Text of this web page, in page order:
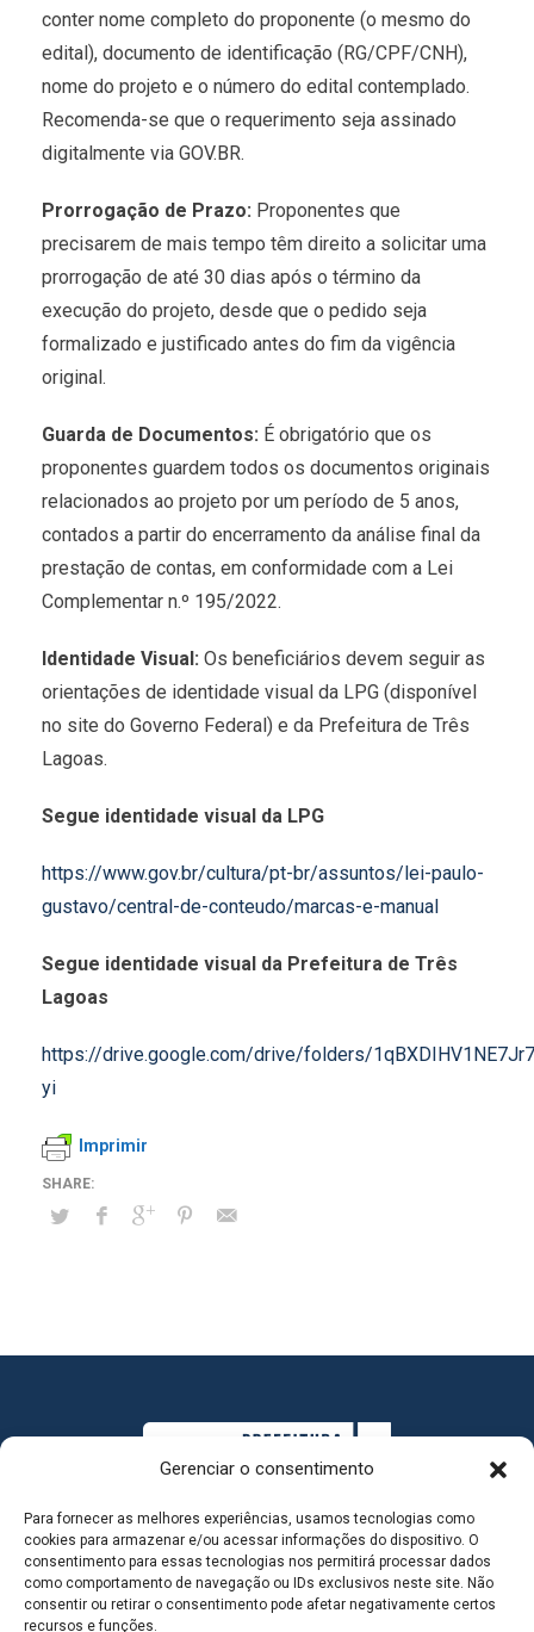
Gerenciar o consentimento
Para fornecer as melhores experiências, usamos tecnologias como
cookies para armazenar e/ou acessar informações do dispositivo. O
consentimento para essas tecnologias nos permitirá processar dados
como comportamento de navegação ou IDs exclusivos neste site. Não
consentir ou retirar o consentimento pode afetar negativamente certos
recursos e funções.
conter nome completo do proponente (o mesmo do
edital), documento de identificação (RG/CPF/CNH),
nome do projeto e o número do edital contemplado.
Recomenda-se que o requerimento seja assinado
digitalmente via GOV.BR.
Prorrogação de Prazo: Proponentes que
precisarem de mais tempo têm direito a solicitar uma
prorrogação de até 30 dias após o término da
execução do projeto, desde que o pedido seja
formalizado e justificado antes do fim da vigência
original.
Guarda de Documentos: É obrigatório que os
proponentes guardem todos os documentos originais
relacionados ao projeto por um período de 5 anos,
contados a partir do encerramento da análise final da
prestação de contas, em conformidade com a Lei
Complementar n.º 195/2022.
Identidade Visual: Os beneficiários devem seguir as
orientações de identidade visual da LPG (disponível
no site do Governo Federal) e da Prefeitura de Três
Lagoas.
Segue identidade visual da LPG
https://www.gov.br/cultura/pt-br/assuntos/lei-paulo-
gustavo/central-de-conteudo/marcas-e-manual
Segue identidade visual da Prefeitura de Três
Lagoas
https://drive.google.com/drive/folders/
yi
Imprimir
MAPA DO SITE